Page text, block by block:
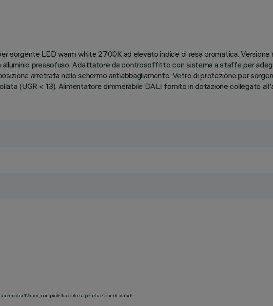
sorgente LED warm white 2700K ad elevato indice di resa cromatica.
alluminio pressofuso. Adattatore da controsoffitto con sistema a staffe per
arretrata nello schermo antiabbagliamento. Vetro di protezione per
(UGR < 13). Alimentatore dimmerabile DALI fornito in dotazione collegato
a 12 mm, non protetto contro la penetrazione di liquidi.